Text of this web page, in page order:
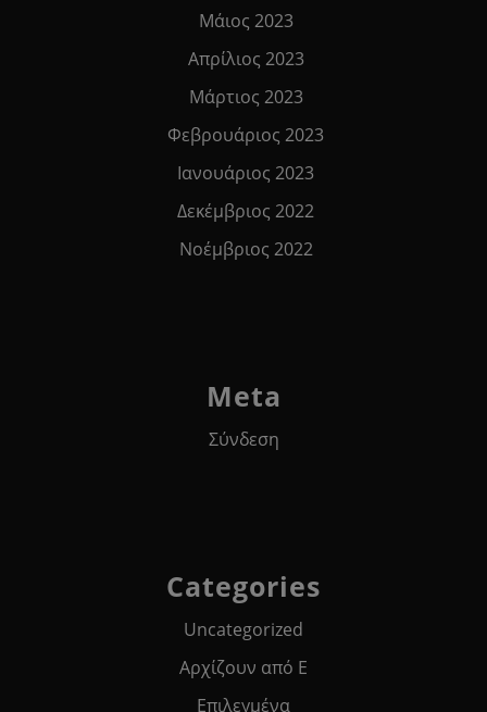
Μάιος 2023
Απρίλιος 2023
Μάρτιος 2023
Φεβρουάριος 2023
Ιανουάριος 2023
Δεκέμβριος 2022
Νοέμβριος 2022
Meta
Σύνδεση
Categories
Uncategorized
Αρχίζουν από Ε
Επιλεγμένα